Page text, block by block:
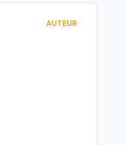
AUTEUR